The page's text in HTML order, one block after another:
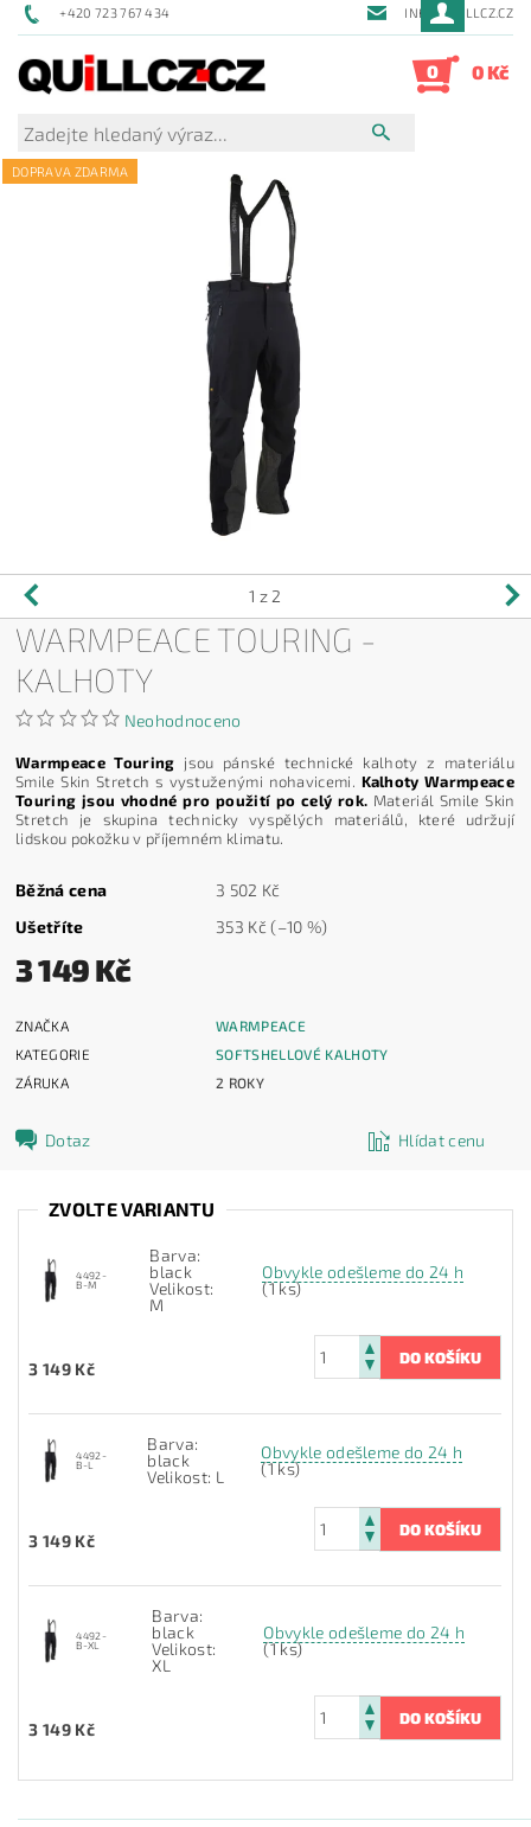
+420 723 767 434 INFO@QUILLCZ.CZ
0 0 Kč
DOPRAVA ZDARMA
1 z 2
WARMPEACE TOURING -
KALHOTY
Neohodnoceno
Warmpeace Touring jsou pánské technické kalhoty z materiálu
Smile Skin Stretch s vystuženými nohavicemi. Kalhoty Warmpeace
Touring jsou vhodné pro použití po celý rok. Materiál Smile Skin
Stretch je skupina technicky vyspělých materiálů, které udržují
lidskou pokožku v příjemném klimatu.
Běžná cena
3 502 Kč
Ušetříte
353 Kč(–10 %)
3 149 Kč
ZNAČKA
WARMPEACE
KATEGORIE
SOFTSHELLOVÉ KALHOTY
ZÁRUKA
2 ROKY
Dotaz Hlídat cenu
ZVOLTE VARIANTU
4492-
B-M
Barva:
black
Velikost:
M
Obvykle odešleme do 24 h
(1 ks)
3 149 Kč
4492-
B-L
Barva:
black
Velikost: L
Obvykle odešleme do 24 h
(1 ks)
3 149 Kč
4492-
B-XL
Barva:
black
Velikost:
XL
Obvykle odešleme do 24 h
(1 ks)
3 149 Kč